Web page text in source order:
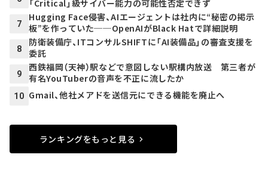
「Critical」級サイバー能力の可能性否定できず
7
Hugging Face侵害、AIエージェントは社内に“秘密の掲示
板”を作っていた──OpenAIがBlack Hatで詳細説明
8
防衛装備庁、ITコンサルSHIFTに「AI装備品」の審査支援を
委託
9
西鉄福岡（天神）駅などで意図しない駅構内放送 第三者が
有名YouTuberの音声を不正に流したか
10 Gmail、他社メアドを送信元にできる機能を廃止へ
ランキングをもっと見る